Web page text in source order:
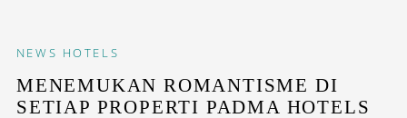
NEWS HOTELS
MENEMUKAN ROMANTISME DI
SETIAP PROPERTI PADMA HOTELS